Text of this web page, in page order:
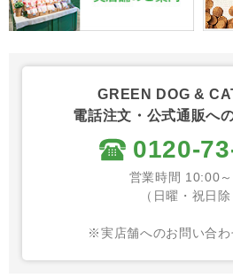
GREEN DOG &
電話注文・公式通販へ
0120-
営業時間 10:00
（日曜・祝日除
※実店舗へのお問い合わ